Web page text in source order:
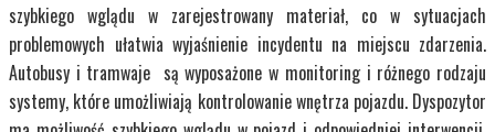
szybkiego wglądu w zarejestrowany materiał, co w sytuacjach
problemowych ułatwia wyjaśnienie incydentu na miejscu zdarzenia.
Autobusy i tramwaje są wyposażone w monitoring i różnego rodzaju
systemy, które umożliwiają kontrolowanie wnętrza pojazdu. Dyspozytor